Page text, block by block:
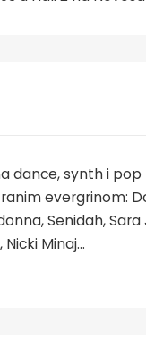
dance, synth i
evergrinom:
Senidah,
Minaj...